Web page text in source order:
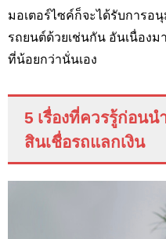
มอเตอร์ไซค์ก็จะได้รับการอ
รถยนต์ด้วยเช่นกัน อันเนื่องม
ที่น้อยกว่านั่นเอง
5 เรื่องที่ควรรู้ก่อน
สินเชื่อรถแลกเงิน